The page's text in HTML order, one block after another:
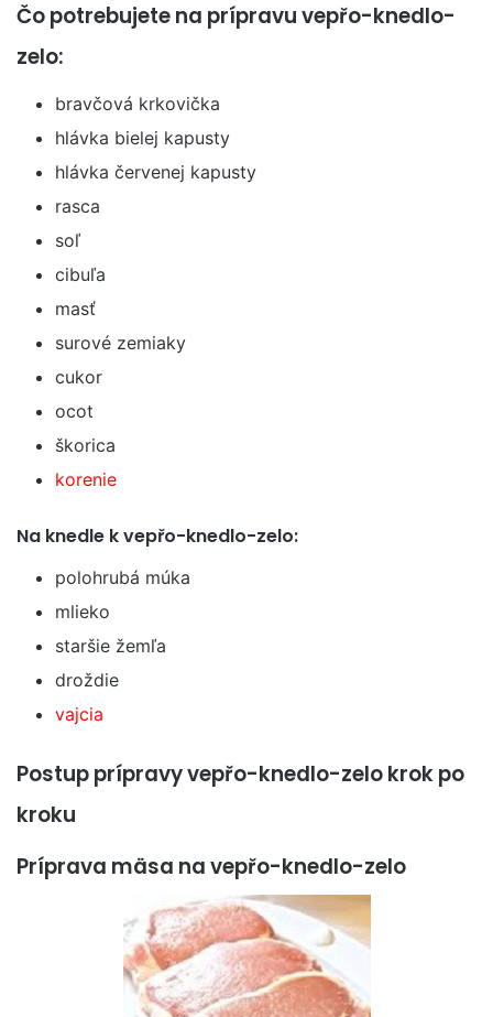
Čo potrebujete na prípravu vepřo-knedlo-
zelo:
bravčová krkovička
hlávka bielej kapusty
hlávka červenej kapusty
rasca
soľ
cibuľa
masť
surové zemiaky
cukor
ocot
škorica
korenie
Na knedle k vepřo-knedlo-zelo:
polohrubá múka
mlieko
staršie žemľa
droždie
vajcia
Postup prípravy vepřo-knedlo-zelo krok po
kroku
Príprava mäsa na vepřo-knedlo-zelo